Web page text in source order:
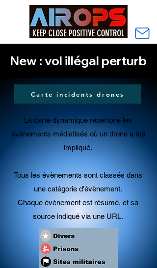
New : vol illégal
Carte incidents drones
La carte dynamique répertorie les
évènements médiatisés où un drone a été
impliqué.
Tous les évènements sont classés dans
une catégorie d'évènement.
Chaque évènement est résumé, et sa
source indiqué via une URL.